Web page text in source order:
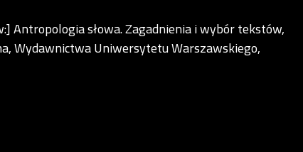
Antropologia słowa. Zagadnienia i wybór tekstów,
Wydawnictwa Uniwersytetu Warszawskiego,